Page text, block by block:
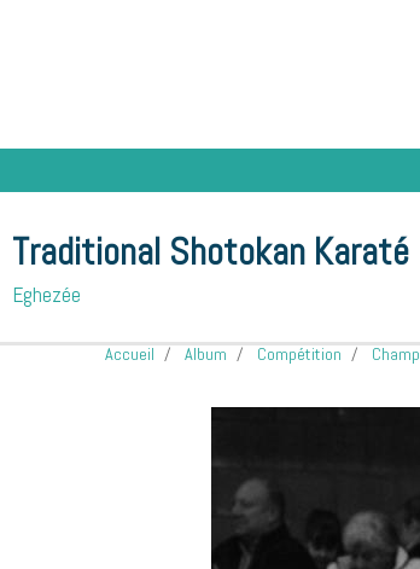
Traditional Shotokan Karaté
Eghezée
Accueil Album Compétition